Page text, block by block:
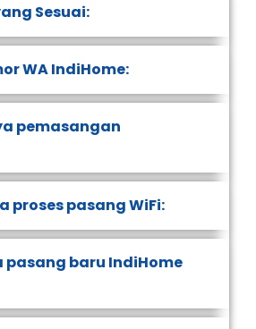
Sesuai:
WA IndiHome:
pemasangan
proses pasang WiFi:
pasang baru IndiHome